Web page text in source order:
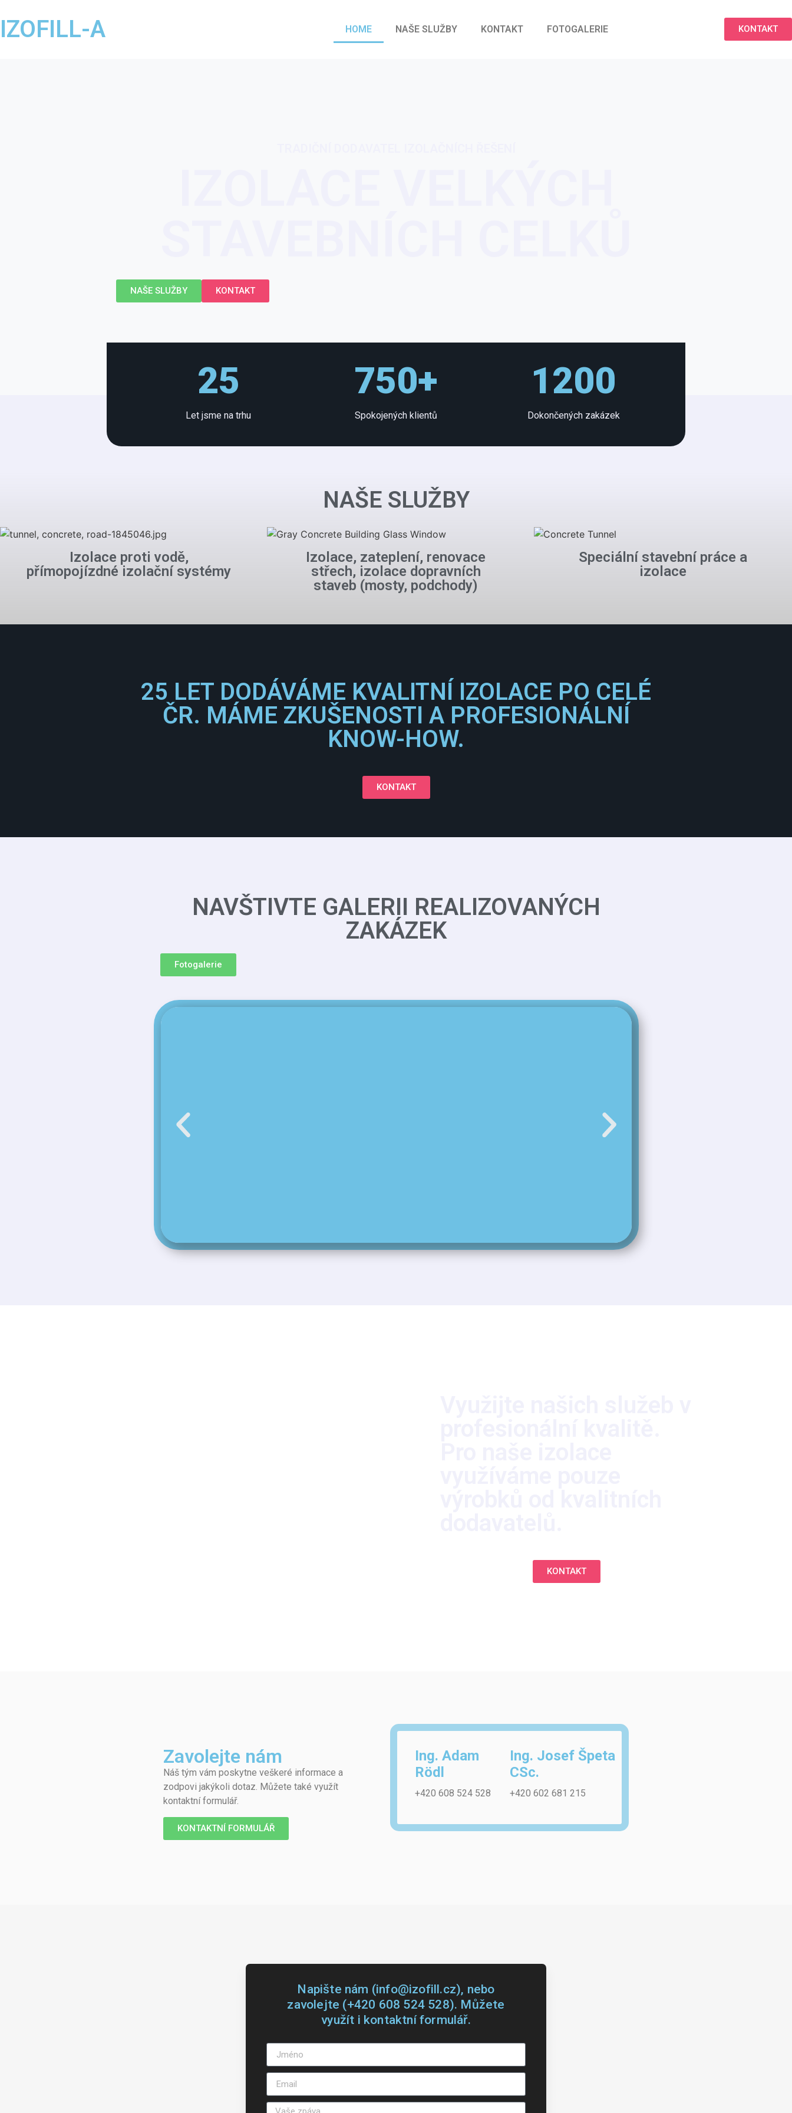
IZOFILL-A HOME NAŠE SLUŽBY KONTAKT FOTOGALERIE KONTAKT
NAŠE SLUŽBY KONTAKT
25
Let jsme na trhu
750+
Spokojených klientů
1200
Dokončených zakázek
NAŠE SLUŽBY
Izolace proti vodě,
přímopojízdné izolační systémy
Izolace, zateplení, renovace
střech, izolace dopravních
staveb (mosty, podchody)
Speciální stavební práce a
izolace
25 LET DODÁVÁME KVALITNÍ IZOLACE PO CELÉ
ČR. MÁME ZKUŠENOSTI A PROFESIONÁLNÍ
KNOW-HOW.
KONTAKT
NAVŠTIVTE GALERII REALIZOVANÝCH
ZAKÁZEK
Fotogalerie
KONTAKT
Zavolejte nám
Náš tým vám poskytne veškeré informace a
zodpovi jakýkoli dotaz. Můžete také využít
kontaktní formulář.
KONTAKTNÍ FORMULÁŘ
Ing. Adam
Rödl
+420 608 524 528
Ing. Josef Špeta
CSc.
+420 602 681 215
Napište nám (info@izofill.cz), nebo
zavolejte (+420 608 524 528). Můžete
využít i kontaktní formulář.